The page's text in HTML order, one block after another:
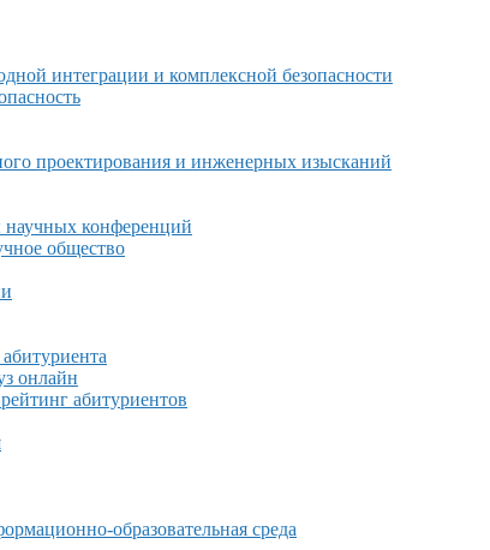
интеграции и комплексной безопасности
проектирования и инженерных изысканий
конференций
общество
онлайн
абитуриентов
образовательная среда